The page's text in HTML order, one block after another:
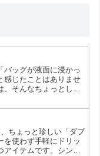
バッグが液面に浸かっ
感じたことはありませ
、そんなちょっとした
リップバッグスタンド
浮かせた状態で固定で
液体に浸からないた
すくなります。構...
ちょっと珍しい「ダブ
を使わず手軽にドリッ
アイテムです。シンプ